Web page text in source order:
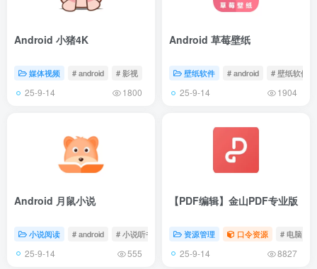
Android 小猪4K
媒体视频 # android # 影视
25-9-14 1800
Android 草莓壁纸
壁纸软件 # android # 壁纸软件
25-9-14 1904
Android 月鼠小说
小说阅读 # android # 小说听书
25-9-14 555
【PDF编辑】金山PDF专业版
资源管理 口令资源 # 电脑
25-9-14 8827